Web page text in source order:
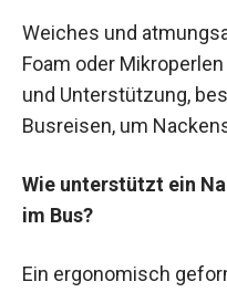
Weiches und
Foam oder
und Unterstützung,
Busreisen, um
Wie unterstützt ein
im Bus?
Ein ergonomisch